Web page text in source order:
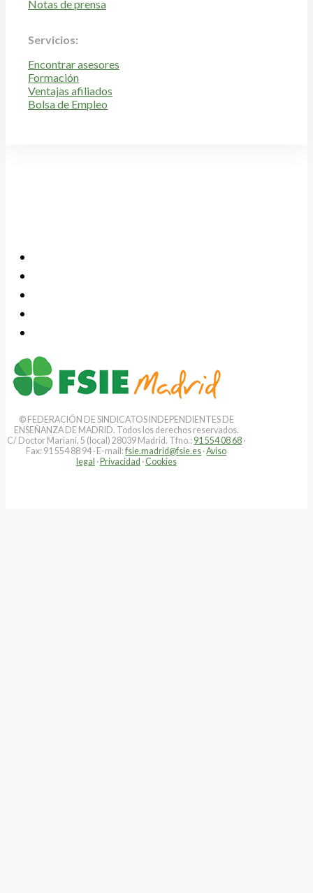
Notas de prensa
Servicios:
Encontrar asesores
Formación
Ventajas afiliados
Bolsa de Empleo
© FEDERACIÓN DE SINDICATOS INDEPENDIENTES DE
ENSEÑANZA DE MADRID. Todos los derechos reservados.
C/ Doctor Mariani, 5 (local) 28039 Madrid. Tfno.: 91 554 08 68 ·
Fax: 91 554 88 94 · E-mail:fsie.madrid@fsie.es ·Aviso
legal ·Privacidad · Cookies